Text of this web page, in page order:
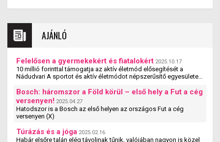
túrázás együtt nemcsak fizikai, hanem mentális
AJÁNLÓ
Felelősen a gyermekekért és fiatalokért 2025.10.17
10 millió forinttal támogatja az aktív életmód elősegítését a
Nádudvari A sportot és aktív életmódot népszerűsítő egyesületek,
Bosch: háromszor a Föld körül – első hely a Fut a cég
versenyen! 2025.04.27
Hatodszor is a Bosch az első helyen az országos Fut a cég
versenyen (X)
Túrázás és a jóga 2025.02.16
Habár elsőre talán elég távolinak tűnik, valójában nagyon is közel